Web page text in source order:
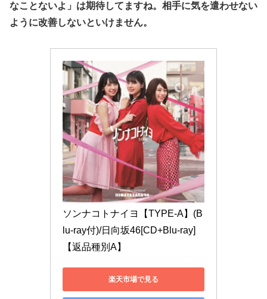
なことないよ」は期待してますね。相手に気を遣わせない
ように改善しないといけません。
ソンナコトナイヨ【TYPE-A】(B
lu-ray付)/日向坂46[CD+Blu-ray]
【返品種別A】
楽天市場で見る